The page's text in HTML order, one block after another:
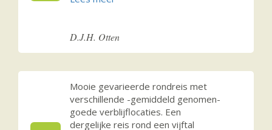
D.J.H. Otten
Mooie gevarieerde rondreis met
verschillende -gemiddeld genomen-
goede verblijflocaties. Een
dergelijke reis rond een vijftal